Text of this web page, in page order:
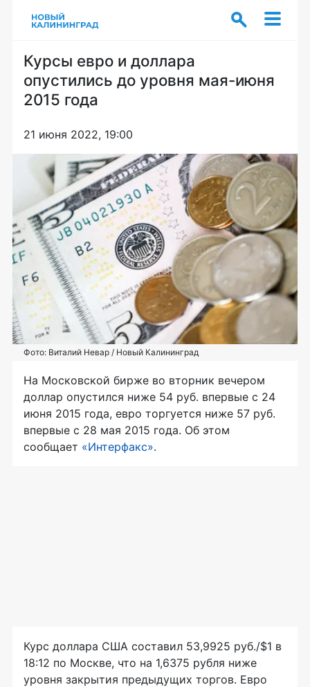
Курсы евро и доллара
опустились до уровня мая-июня
2015 года
21 июня 2022, 19:00
Фото: Виталий Невар / Новый Калининград
На Московской бирже во вторник вечером
доллар опустился ниже 54 руб. впервые с 24
июня 2015 года, евро торгуется ниже 57 руб.
впервые с 28 мая 2015 года. Об этом
сообщает «Интерфакс».
Курс доллара США составил 53,9925 руб./$1 в
18:12 по Москве, что на 1,6375 рубля ниже
уровня закрытия предыдущих торгов. Евро